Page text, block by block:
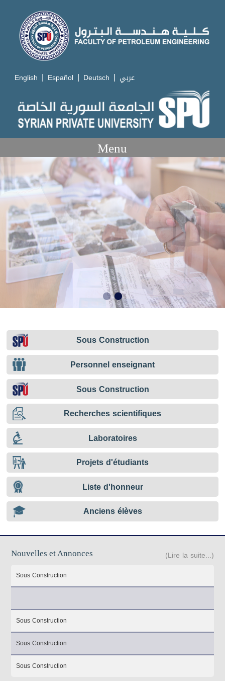
English | Español | Deutsch | عربي
Menu
Sous Construction
Personnel enseignant
Sous Construction
Recherches scientifiques
Laboratoires
Projets d'étudiants
Liste d'honneur
Anciens élèves
Nouvelles et Annonces (Lire la suite...)
Sous Construction
Sous Construction
Sous Construction
Sous Construction